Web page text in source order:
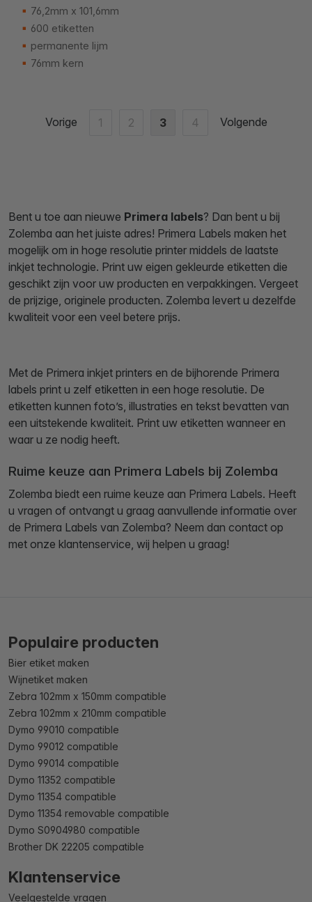
76,2mm x 101,6mm
600 etiketten
permanente lijm
76mm kern
Vorige 1 2 3 4 Volgende
Bent u toe aan nieuwe Primera labels? Dan bent u bij
Zolemba aan het juiste adres! Primera Labels maken het
mogelijk om in hoge resolutie printer middels de laatste
inkjet technologie. Print uw eigen gekleurde etiketten die
geschikt zijn voor uw producten en verpakkingen. Vergeet
de prijzige, originele producten. Zolemba levert u dezelfde
kwaliteit voor een veel betere prijs.
Met de Primera inkjet printers en de bijhorende Primera
labels print u zelf etiketten in een hoge resolutie. De
etiketten kunnen foto’s, illustraties en tekst bevatten van
een uitstekende kwaliteit. Print uw etiketten wanneer en
waar u ze nodig heeft.
Ruime keuze aan Primera Labels bij Zolemba
Zolemba biedt een ruime keuze aan Primera Labels. Heeft
u vragen of ontvangt u graag aanvullende informatie over
de Primera Labels van Zolemba? Neem dan contact op
met onze klantenservice, wij helpen u graag!
Populaire producten
Bier etiket maken
Wijnetiket maken
Zebra 102mm x 150mm compatible
Zebra 102mm x 210mm compatible
Dymo 99010 compatible
Dymo 99012 compatible
Dymo 99014 compatible
Dymo 11352 compatible
Dymo 11354 compatible
Dymo 11354 removable compatible
Dymo S0904980 compatible
Brother DK 22205 compatible
Klantenservice
Veelgestelde vragen